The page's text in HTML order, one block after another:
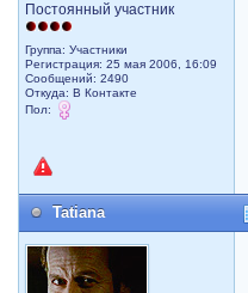
Постоянный участник
Группа: Участники
Регистрация: 25 мая 2006, 16:09
Сообщений: 2490
Откуда: В Контакте
Пол:
Tatiana